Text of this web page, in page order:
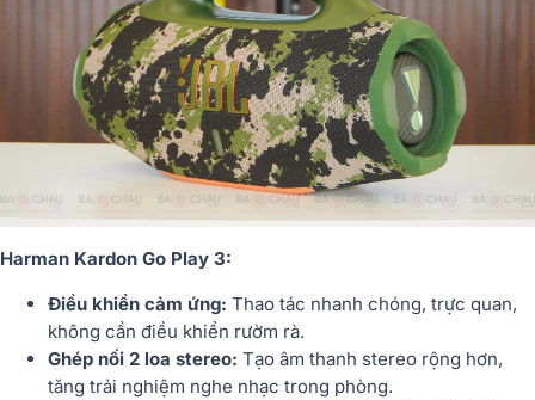
Harman Kardon Go Play 3:
Điều khiển cảm ứng: Thao tác nhanh chóng, trực quan,
không cần điều khiển rườm rà.
Ghép nối 2 loa stereo: Tạo âm thanh stereo rộng hơn,
tăng trải nghiệm nghe nhạc trong phòng.